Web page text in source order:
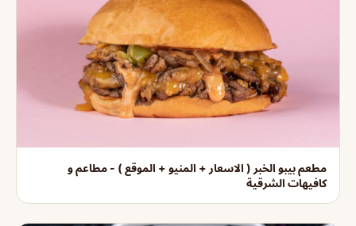
مطعم بيبو الخبر ( الاسعار + المنيو + الموقع ) - مطاعم و
كافيهات الشرقية